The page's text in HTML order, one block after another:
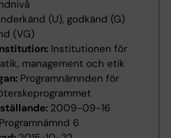
(U), godkänd (G)
(VG)
Institutionen för
management och etik
Programnämnden för
2009-09-16
Programnämnd 6